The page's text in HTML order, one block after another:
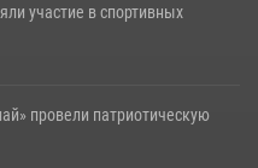
участие в спортивных
провели патриотическую